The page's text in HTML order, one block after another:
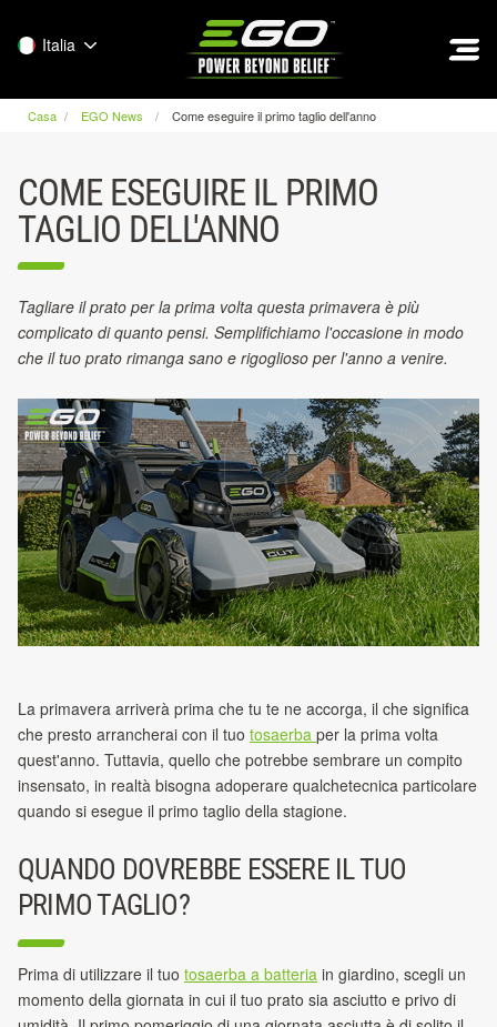
Italia
Casa EGO News Come eseguire il primo taglio dell'anno
COME ESEGUIRE IL PRIMO
TAGLIO DELL'ANNO
Tagliare il prato per la prima volta questa primavera è più
complicato di quanto pensi. Semplifichiamo l'occasione in modo
che il tuo prato rimanga sano e rigoglioso per l'anno a venire.
La primavera arriverà prima che tu te ne accorga, il che significa
che presto arrancherai con il tuo tosaerba per la prima volta
quest'anno. Tuttavia, quello che potrebbe sembrare un compito
insensato, in realtà bisogna adoperare qualchetecnica particolare
quando si esegue il primo taglio della stagione.
QUANDO DOVREBBE ESSERE IL TUO
PRIMO TAGLIO?
Prima di utilizzare il tuo tosaerba a batteria in giardino, scegli un
momento della giornata in cui il tuo prato sia asciutto e privo di